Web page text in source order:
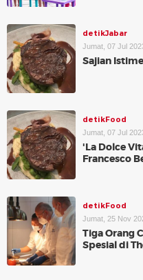
detikJabar
Jumat, 07 Jul
Sajian
detikFood
Jumat, 07 Jul
'La Dolce
Francesco
detikFood
Jumat, 25 Nov
Tiga Orang
Spesial di